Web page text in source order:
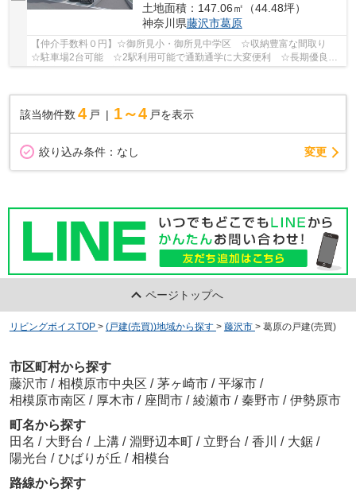
土地面積：147.06㎡（44.48坪）
神奈川県藤沢市葛原
【仲介手数料０円】☆御所見小・御所見中学区 ☆収納豊富な間取り
☆駐車場2台可能 ☆2駅利用可能で通勤通学に大変便利 ☆長期優良住
該当物件数 4 戸 1～4 戸を表示
絞り込み条件： なし 変更
ページトップへ
リビングボイスTOP > (戸建(売買))地域から探す > 藤沢市 > 葛原の戸建(売買)
市区町村から探す
藤沢市 / 相模原市中央区 / 茅ヶ崎市 / 平塚市 /
相模原市南区 / 厚木市 / 座間市 / 綾瀬市 / 秦野市 / 伊勢原市
町名から探す
田名 / 大野台 / 上溝 / 淵野辺本町 / 立野台 / 香川 / 大鋸 /
陽光台 / ひばりが丘 / 相模台
路線から探す